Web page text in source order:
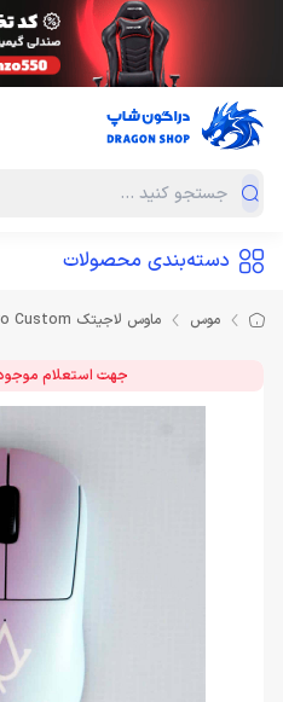
دسته‌بندی محصولات
موس ماوس لاجیتک Logitech GPro X Superlight Pro Custom
جهت استعلام